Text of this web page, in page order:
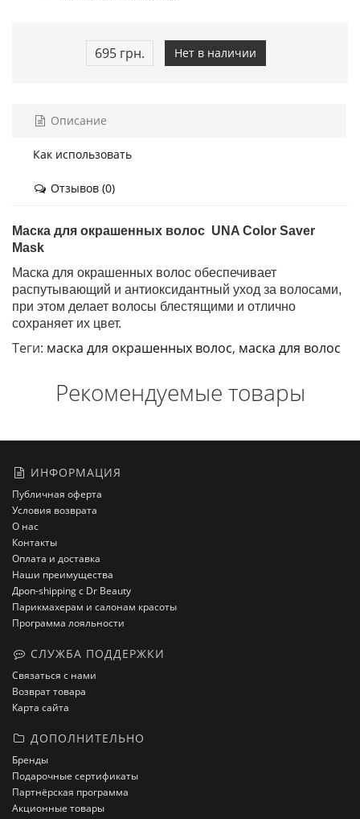
695 грн. Нет в наличии
Описание
Как использовать
Отзывов (0)
Маска для окрашенных волос UNA Color Saver
Mask
Маска для окрашенных волос обеспечивает
распутывающий и антиоксидантный уход за волосами,
при этом делает волосы блестящими и отлично
сохраняет их цвет.
Теги: маска для окрашенных волос, маска для волос
Рекомендуемые товары
ИНФОРМАЦИЯ
Публичная оферта
Условия возврата
О нас
Контакты
Оплата и доставка
Наши преимущества
Дроп-shipping с Dr Beauty
Парикмахерам и салонам красоты
Программа лояльности
СЛУЖБА ПОДДЕРЖКИ
Связаться с нами
Возврат товара
Карта сайта
ДОПОЛНИТЕЛЬНО
Бренды
Подарочные сертификаты
Партнёрская программа
Акционные товары